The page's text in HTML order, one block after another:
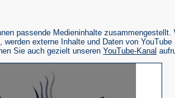
passende Medieninhalte zusammengestellt.
externe Inhalte und Daten von YouTube
Sie auch gezielt unseren YouTube-Kanal